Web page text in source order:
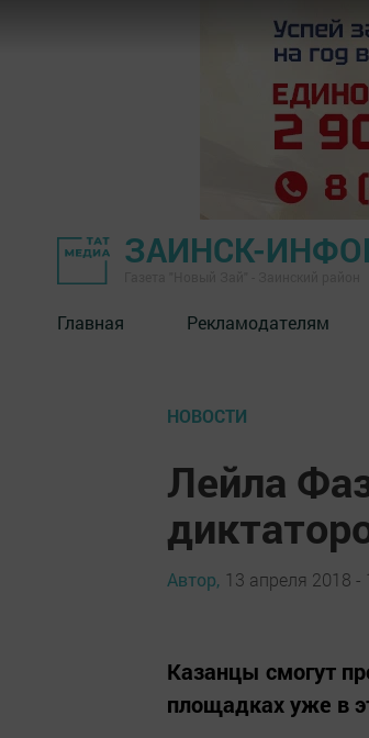
ЗАИНСК-
Главная Рекламодателям
НОВОСТИ
Лейла
Автор, 13 апреля 2018 -
Казанцы смогут
площадках уже в